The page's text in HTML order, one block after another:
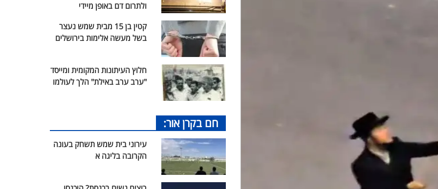
ולתרום דם באופן מיידי
קטין בן 15 מבית שמש נעצר
בשל מעשה אלימות בירושלים
חלוץ העיתונות המקומית ומייסד
"ערב ערב באילת" הלך לעולמו
חם בקרן אור:
עירוני בית שמש תשחק בעונה
הקרובה בליגה א